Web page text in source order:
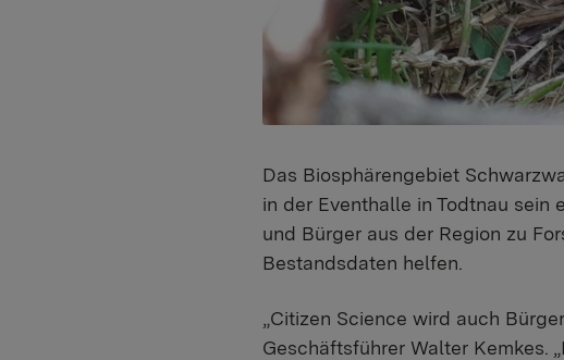
Das Biosphärengebiet
in der Eventhalle in Todtnau sein
und Bürger aus der Region zu
Bestandsdaten helfen.
„Citizen Science wird auch
Geschäftsführer Walter Kemkes.